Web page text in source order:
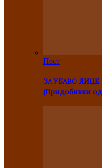
Пост
ЗА УБАВО
(Придобивки од